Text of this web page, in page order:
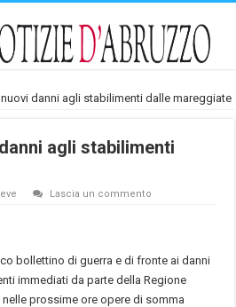
danni agli stabilimenti dalle mareggiate
agli stabilimenti
Lascia un commento
bollettino di guerra e di fronte ai danni
immediati da parte della Regione
prossime ore opere di somma